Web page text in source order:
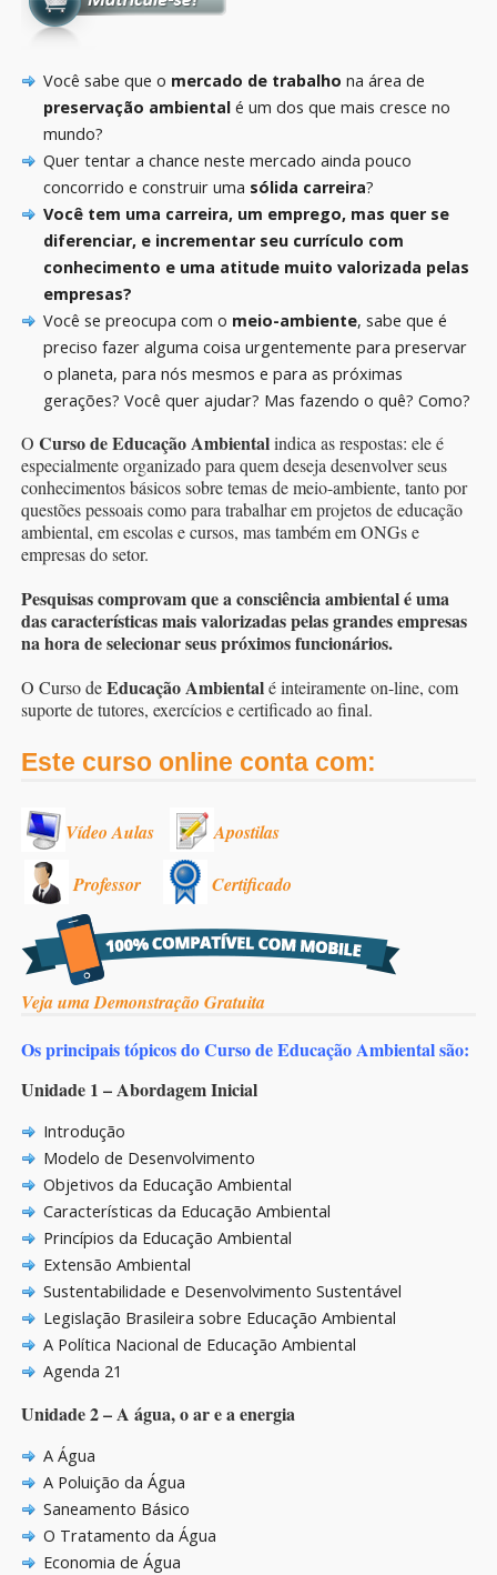
Você sabe que o mercado de trabalho na área de
preservação ambientalé um dos que mais cresce no
mundo?
Quer tentar a chance neste mercado ainda pouco
concorrido e construir uma sólida carreira?
Você tem uma carreira, um emprego, mas quer se
diferenciar, e incrementar seu currículo com
conhecimento e uma atitude muito valorizada pelas
empresas?
Você se preocupa com o meio-ambiente, sabe que é
preciso fazer alguma coisa urgentemente para preservar
o planeta, para nós mesmos e para as próximas
gerações? Você quer ajudar? Mas fazendo o quê? Como?
O Curso de Educação Ambientalindica as respostas: ele é
especialmente organizado para quem deseja desenvolver seus
conhecimentos básicos sobre temas de meio-ambiente, tanto por
questões pessoais como para trabalhar em projetos de educação
ambiental, em escolas e cursos, mas também em ONGs e
empresas do setor.
Pesquisas comprovam que a consciência ambiental é uma
das características mais valorizadas pelas grandes empresas
na hora de selecionar seus próximos funcionários.
O Curso deEducação Ambientalé inteiramente on-line, com
suporte de tutores, exercícios e certificado ao final.
Este curso online conta com:
Vídeo Aulas Apostilas
Professor Certificado
Veja uma Demonstração Gratuita
Os principais tópicos do Curso de Educação Ambiental são:
Unidade 1 – Abordagem Inicial
Introdução
Modelo de Desenvolvimento
Objetivos da Educação Ambiental
Características da Educação Ambiental
Princípios da Educação Ambiental
Extensão Ambiental
Sustentabilidade e Desenvolvimento Sustentável
Legislação Brasileira sobre Educação Ambiental
A Política Nacional de Educação Ambiental
Agenda 21
Unidade 2 – A água, o ar e a energia
A Água
A Poluição da Água
Saneamento Básico
O Tratamento da Água
Economia de Água